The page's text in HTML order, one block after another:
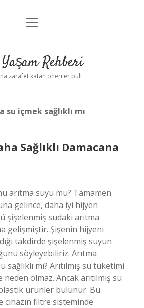
Anasayfa
Yasal Uyarı
menüyü
Rehberi
zarafet katan öneriler bul!
su içmek sağlıklı mı
Sağlıklı Damacana
arıtma suyu mu? Tamamen
gelince, daha iyi hijyen
şişelenmiş sudaki arıtma
gelişmiştir. Şişenin hijyeni
takdirde şişelenmiş suyun
söyleyebiliriz. Arıtma
sağlıklı mı? Arıtılmış su tüketimi
olmaz. Ancak arıtılmış su
ürünler bulunur. Bu
cihazın filtre sisteminde